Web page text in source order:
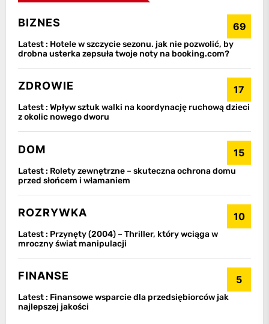
BIZNES 69
Latest : Hotele w szczycie sezonu. jak nie pozwolić, by
drobna usterka zepsuła twoje noty na booking.com?
ZDROWIE 17
Latest : Wpływ sztuk walki na koordynację ruchową dzieci
z okolic nowego dworu
DOM 15
Latest : Rolety zewnętrzne – skuteczna ochrona domu
przed słońcem i włamaniem
ROZRYWKA 10
Latest : Przynęty (2004) – Thriller, który wciąga w
mroczny świat manipulacji
FINANSE 5
Latest : Finansowe wsparcie dla przedsiębiorców jak
najlepszej jakości